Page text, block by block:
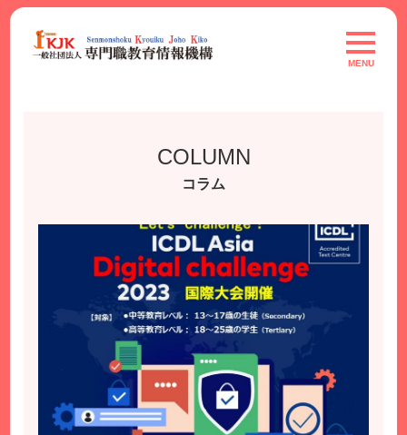
Skip
content
toggle
MENU
COLUMN
コラム